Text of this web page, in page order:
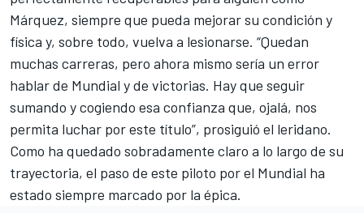
Márquez, siempre que pueda mejorar su condición y
física y, sobre todo, vuelva a lesionarse. “Quedan
muchas carreras, pero ahora mismo sería un error
hablar de Mundial y de victorias. Hay que seguir
sumando y cogiendo esa confianza que, ojalá, nos
permita luchar por este título”, prosiguió el leridano.
Como ha quedado sobradamente claro a lo largo de su
trayectoria, el paso de este piloto por el Mundial ha
estado siempre marcado por la épica.